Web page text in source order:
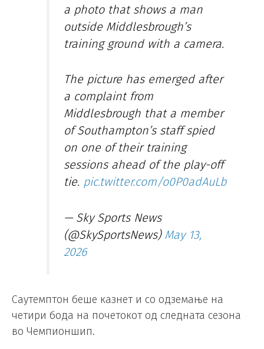
a photo that shows a man
outside Middlesbrough’s
training ground with a camera.
The picture has emerged after
a complaint from
Middlesbrough that a member
of Southampton’s staff spied
on one of their training
sessions ahead of the play-off
tie. pic.twitter.com/o0P0adAuLb
— Sky Sports News
(@SkySportsNews) May 13,
2026
Саутемптон беше казнет и со одземање на
четири бода на почетокот од следната сезона
во Чемпионшип.